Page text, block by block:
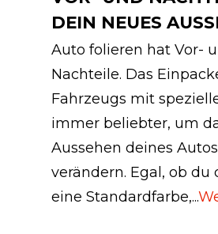
DEIN NEUES
Auto folieren hat Vor-
Nachteile. Das
Fahrzeugs mit
immer beliebter, um
Aussehen deines
verändern. Egal, ob du
eine Standardfarbe,...